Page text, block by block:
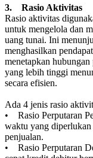
3. Rasio Aktivitas
Rasio aktivitas
untuk mengelola dan
uang tunai. Ini
menghasilkan
menetapkan
yang lebih tinggi
secara efisien.
Ada 4 jenis rasio
• Rasio Perputaran
waktu yang diperlukan
penjualan.
• Rasio Perputaran